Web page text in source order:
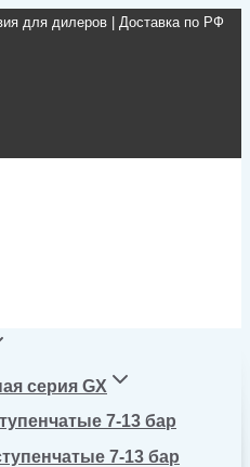
для дилеров | Доставка по РФ
серия GX
7-13 бар
7-13 бар